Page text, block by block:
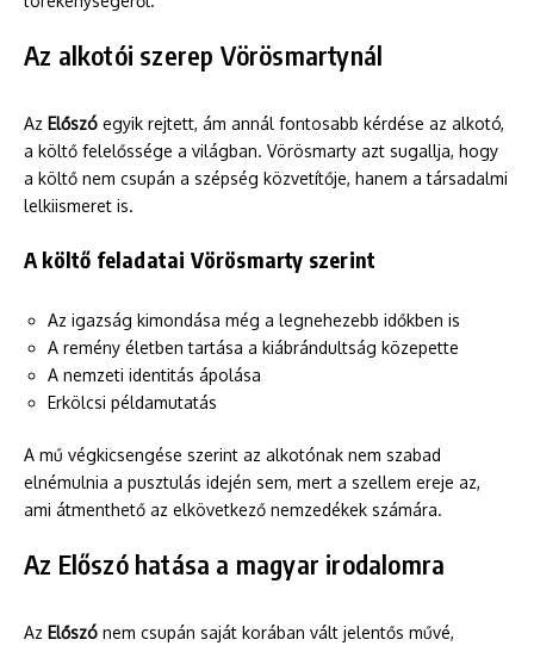
Az alkotói szerep Vörösmartynál
Az Előszó egyik rejtett, ám annál fontosabb kérdése az alkotó,
a költő felelőssége a világban. Vörösmarty azt sugallja, hogy
a költő nem csupán a szépség közvetítője, hanem a társadalmi
lelkiismeret is.
A költő feladatai Vörösmarty szerint
Az igazság kimondása még a legnehezebb időkben is
A remény életben tartása a kiábrándultság közepette
A nemzeti identitás ápolása
Erkölcsi példamutatás
A mű végkicsengése szerint az alkotónak nem szabad
elnémulnia a pusztulás idején sem, mert a szellem ereje az,
ami átmenthető az elkövetkező nemzedékek számára.
Az Előszó hatása a magyar irodalomra
Az Előszó nem csupán saját korában vált jelentős művé,